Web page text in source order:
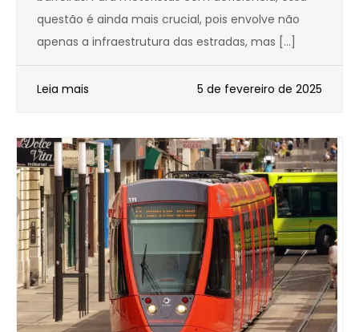
questão é ainda mais crucial, pois envolve não
apenas a infraestrutura das estradas, mas […]
Leia mais 5 de fevereiro de 2025